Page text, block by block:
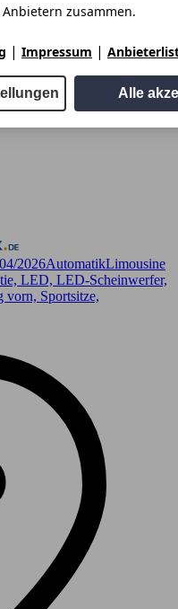
150 kW S tronic
2026AutomatikLimousine
LED, LED-Scheinwerfer,
vorn, Sportsitze,
zusammen.
| Impressum |
Alle